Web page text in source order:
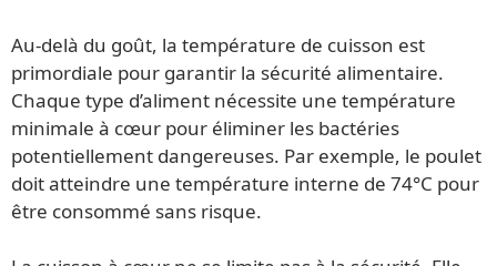
Au-delà du goût, la température de cuisson est
primordiale pour garantir la sécurité alimentaire.
Chaque type d’aliment nécessite une température
minimale à cœur pour éliminer les bactéries
potentiellement dangereuses. Par exemple, le poulet
doit atteindre une température interne de 74°C pour
être consommé sans risque.